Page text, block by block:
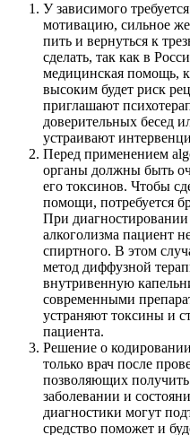
У зависимого
мотивацию, сильное
пить и вернуться к
сделать, так как в
медицинская помощь,
высоким будет риск
приглашают
доверительных бесед
устраивают
Перед применением
органы должны быть
его токсинов. Чтобы
помощи, потребуется
При
алкоголизма пациент
спиртного. В этом
метод диффузной
внутривенную
современными
устраняют токсины и
пациента.
Решение о
только врач после
позволяющих
заболевании и
диагностики могут
средство поможет и